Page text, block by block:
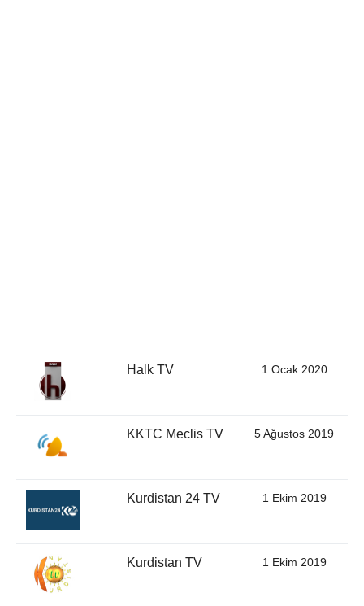
Halk TV 1 Ocak 2020
KKTC Meclis TV 5 Ağustos 2019
Kurdistan 24 TV 1 Ekim 2019
Kurdistan TV 1 Ekim 2019